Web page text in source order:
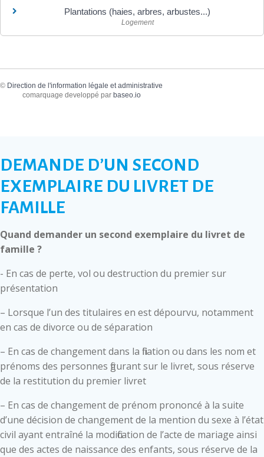
Plantations (haies, arbres, arbustes...)
Logement
© Direction de l'information légale et administrative
comarquage developpé par baseo.io
DEMANDE D’UN SECOND
EXEMPLAIRE DU LIVRET DE
FAMILLE
Quand demander un second exemplaire du livret de
famille ?
- En cas de perte, vol ou destruction du premier sur
présentation
– Lorsque l’un des titulaires en est dépourvu, notamment
en cas de divorce ou de séparation
– En cas de changement dans la filiation ou dans les nom et
prénoms des personnes figurant sur le livret, sous réserve
de la restitution du premier livret
– En cas de changement de prénom prononcé à la suite
d’une décision de changement de la mention du sexe à l’état
civil ayant entraîné la modification de l’acte de mariage ainsi
que des actes de naissance des enfants, sous réserve de la